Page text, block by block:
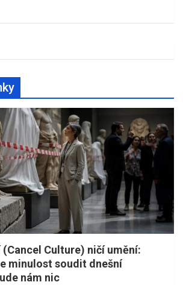
Culture) ničí umění:
minulost soudit dnešní
nám nic